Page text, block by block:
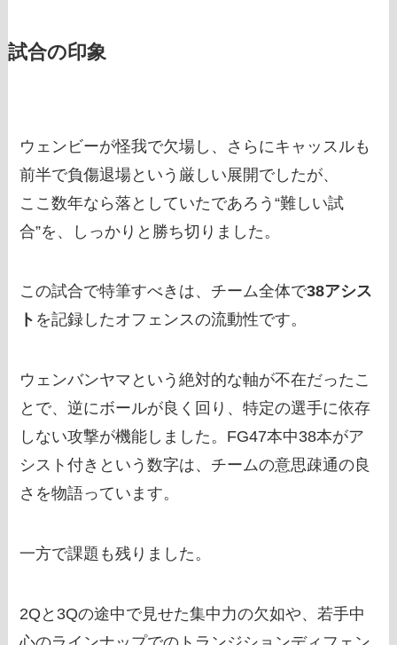
試合の印象
ウェンビーが怪我で欠場し、さらにキャッスルも
前半で負傷退場という厳しい展開でしたが、
ここ数年なら落としていたであろう“難しい試
合”を、しっかりと勝ち切りました。
この試合で特筆すべきは、チーム全体で38アシス
ト を記録したオフェンスの流動性です。
ウェンバンヤマという絶対的な軸が不在だったこ
とで、逆にボールが良く回り、特定の選手に依存
しない攻撃が機能しました。FG47本中38本がア
シスト付きという数字は、チームの意思疎通の良
さを物語っています。
一方で課題も残りました。
2Qと3Qの途中で見せた集中力の欠如や、若手中